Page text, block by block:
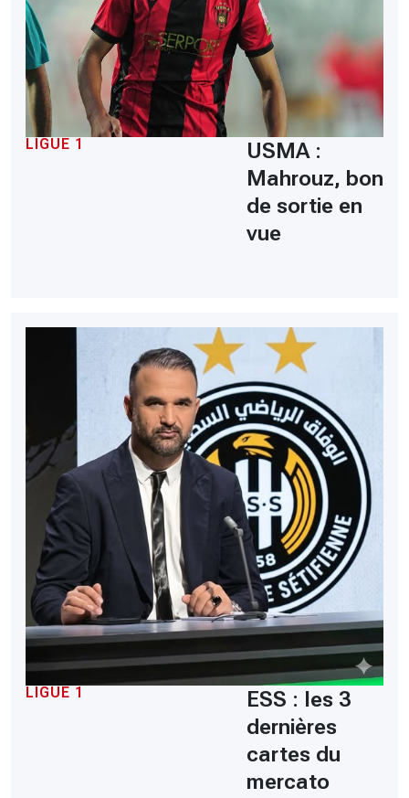
LIGUE 1
USMA :
Mahrouz, bon
de sortie en
vue
LIGUE 1
ESS : les 3
dernières
cartes du
mercato